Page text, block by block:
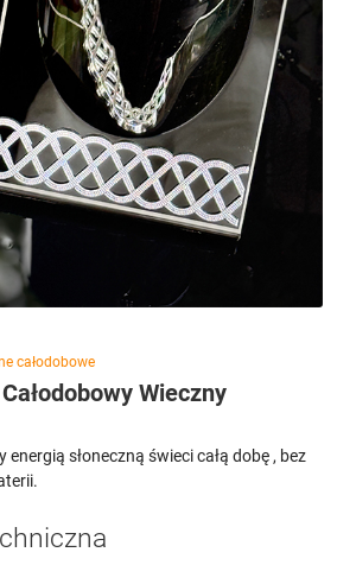
całodobowe
Wieczny
słoneczną świeci całą dobę , bez